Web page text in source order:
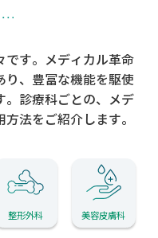
です。メディカル革命
、 豊富な機能を駆使
診療科ごとの、メデ
法をご紹介します。
整形外科 美容皮膚科